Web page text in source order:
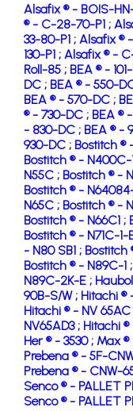
Alsafix ® - BOIS-
® - C-28-70-P1 ;
33-80-P1 ; Alsafix ®
130-P1 ; Alsafix ® -
Roll-85 ; BEA ® -
DC ; BEA ® - 550-
BEA ® - 570-DC ;
® - 730-DC ; BEA ®
- 830-DC ; BEA ® -
930-DC ; Bostitch ®
Bostitch ® - N400C-
N55C ; Bostitch ® -
Bostitch ® -
N65C ; Bostitch ® -
Bostitch ® - N66C1 ;
Bostitch ® - N71C-1-
- N80 SB1 ; Bostitch
Bostitch ® - N89C-1 ;
N89C-2K-E ;
90B-S/W ; Hitachi ®
Hitachi ® - NV 65AC
NV65AD3 ; Hitachi ®
Her ® - 3530 ; Max ®
Prebena ® - 5F-
Prebena ® - CNW-
Senco ® - PALLET
Senco ® - PALLET